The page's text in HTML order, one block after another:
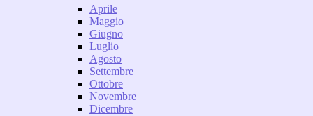
Aprile
Maggio
Giugno
Luglio
Agosto
Settembre
Ottobre
Novembre
Dicembre